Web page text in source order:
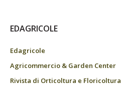
EDAGRICOLE
Edagricole
Agricommercio & Garden Center
Rivista di Orticoltura e Floricoltura